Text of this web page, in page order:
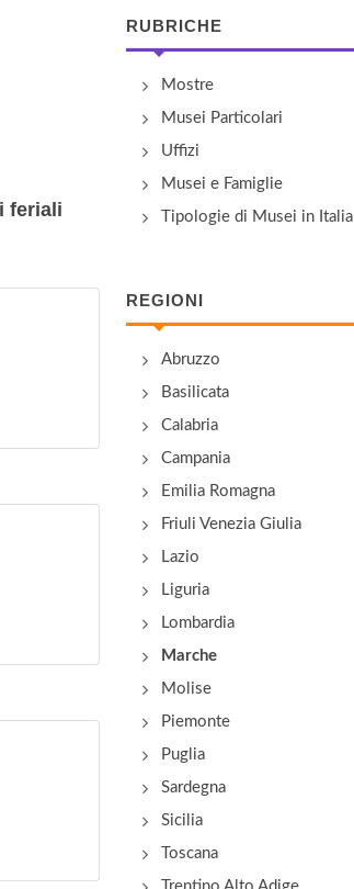
feriali
RUBRICHE
Mostre
Musei Particolari
Uffizi
Musei e Famiglie
Tipologie di Musei in Italia
REGIONI
Abruzzo
Basilicata
Calabria
Campania
Emilia Romagna
Friuli Venezia Giulia
Lazio
Liguria
Lombardia
Marche
Molise
Piemonte
Puglia
Sardegna
Sicilia
Toscana